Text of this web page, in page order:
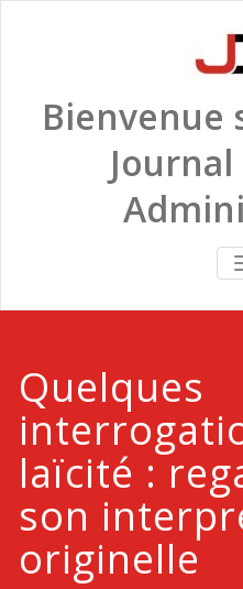
Bienvenue
Quelques
laïcité :
son
originelle